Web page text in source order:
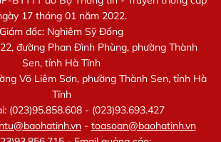
17 tháng 01 năm 2022.
Giám đốc: Nghiêm Sỹ Đống
đường Phan Đình Phùng, phường Thành
Sen, tỉnh Hà Tĩnh
Võ Liêm Sơn, phường Thành Sen, tỉnh Hà
Tĩnh
(023)95.858.608 - (023)93.693.427
- toasoan@baohatinh.vn